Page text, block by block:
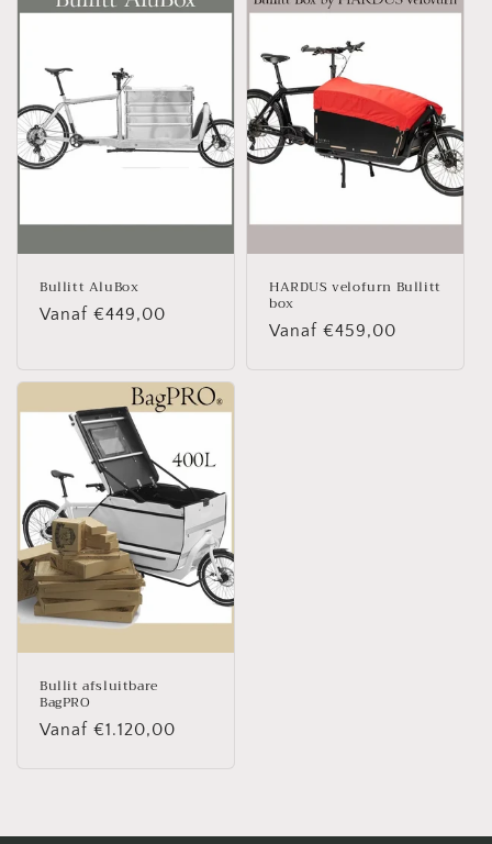
Bullitt AluBox
Normale
Vanaf €449,00
HARDUS velofurn Bullitt
box
Normale
Vanaf €459,00
Bullit afsluitbare
BagPRO
Normale
Vanaf €1.120,00